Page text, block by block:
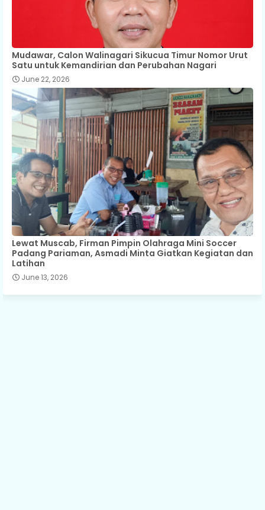
Mudawar, Calon Walinagari Sikucua Timur Nomor Urut
Satu untuk Kemandirian dan Perubahan Nagari
June 22, 2026
Lewat Muscab, Firman Pimpin Olahraga Mini Soccer
Padang Pariaman, Asmadi Minta Giatkan Kegiatan dan
Latihan
June 13, 2026